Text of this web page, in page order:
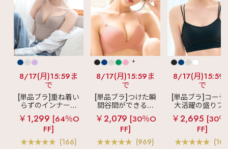
8/17(月)15:59ま
で
[単品ブラ]重ね着い
らずのインナーブ
ラ
リッチバスト
ブラトップ (ワイヤ
ー入り)
￥1,299 [64％O
FF]
(166)
+
8/17(月)15:59ま
で
[単品ブラ]つけた瞬
間谷間ができるシ
ームレスブラ
超
盛ブラ(R) シームレ
ス 単品ブラジャー
￥2,079 [30％O
FF]
(969)
8/17(月)15:59
で
[単品ブラ]コーデ
大活躍の盛りブ
ショートレン
ス ブラトップ 超
ブラ(R) 単品ブ
ャー
￥2,695 [30
FF]